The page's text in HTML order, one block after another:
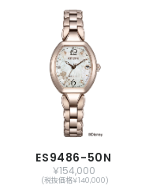
ES9486-50N
￥154,000
(税抜価格￥140,000)